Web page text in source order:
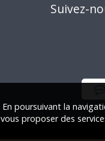
Suivez-
En poursuivant la
vous proposer des